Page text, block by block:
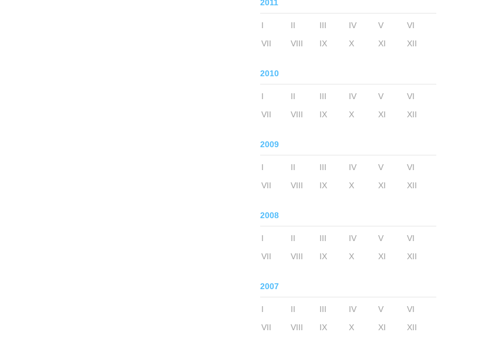
2011
I II III IV V
VI
VII
VIII IX X XI XII
2010
I II III IV V
VI
VII
VIII IX X XI XII
2009
I II III IV V
VI
VII
VIII IX X XI XII
2008
I II III IV V
VI
VII
VIII IX X XI XII
2007
I II III IV V
VI
VII
VIII IX X XI XII